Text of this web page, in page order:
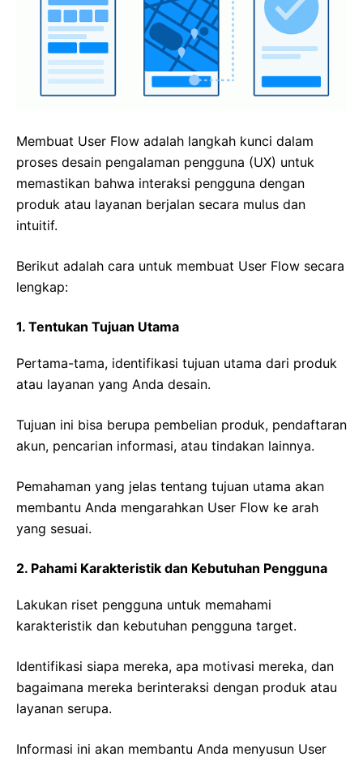
Membuat User Flow adalah langkah kunci dalam
proses desain pengalaman pengguna (UX) untuk
memastikan bahwa interaksi pengguna dengan
produk atau layanan berjalan secara mulus dan
intuitif.
Berikut adalah cara untuk membuat User Flow secara
lengkap:
1. Tentukan Tujuan Utama
Pertama-tama, identifikasi tujuan utama dari produk
atau layanan yang Anda desain.
Tujuan ini bisa berupa pembelian produk, pendaftaran
akun, pencarian informasi, atau tindakan lainnya.
Pemahaman yang jelas tentang tujuan utama akan
membantu Anda mengarahkan User Flow ke arah
yang sesuai.
2. Pahami Karakteristik dan Kebutuhan Pengguna
Lakukan riset pengguna untuk memahami
karakteristik dan kebutuhan pengguna target.
Identifikasi siapa mereka, apa motivasi mereka, dan
bagaimana mereka berinteraksi dengan produk atau
layanan serupa.
Informasi ini akan membantu Anda menyusun User